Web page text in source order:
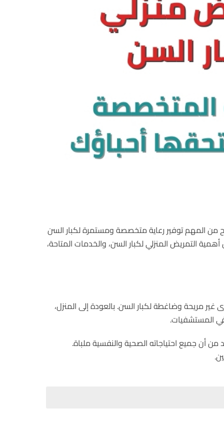
من المهم توفير رعاية متخصصة ومستمرة لكبار السن
التمريض المنزلي لكبار السن، والخدمات المتاحة،
غير مريحة وضاغطة لكبار السن. بالعودة إلى المنزل،
في المستشفيات.
أن جميع احتياجاته الصحية والنفسية ملباة.